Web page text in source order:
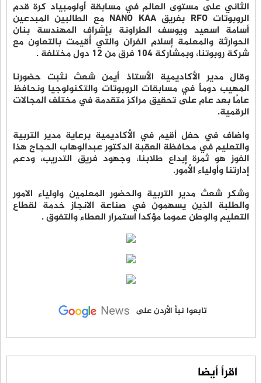
الثاني على مستوى العالم في مسابقة أولومبياد كرة قدم
الروبوتات RFO بفريق NANO KAA مع الطالبين المبدعين
أسامة اسعيد ويوسف الطراونة بإشراف المهندسة بنان
الحوارثة والمعلمة إسلام الفران والتي أُقيمت بالتعاون مع
شركة روبوتنا، وبمشاركة ١٠٤ فرق من ١٢ دول مختلفة .
وقال مدير الأكاديمية الأستاذ أيمن شعث نثبت حضورنا
المهيب دوماً في مسابقات الروبوتات والتكنولوجيا ونحافظ
عامًا بعد عام على تحقيق مراكز متقدمة في مختلف المجالات
الرقمية.
واضاف في حفل أقيم في الأكاديمية برعاية مدير التربية
والتعليم في محافظة العقبة الدكتور عبدالوهاب الحجاج هذا
الفوز هو ثمرة إبداع طلابنا، وجهود فريق التدريب، ودعم
إدارتنا وأولياء الأمور.
وشكر شعث مدير التربية والحضور المعلمين واولياء الامور
والطلبة الذين يسهمون في صناعة الانجاز خدمة لقطاع
التعليم والوطن عموما مؤكدا استمرار العطاء والتفوق .
تابعوا نبأ الأردن على
اقرأ أيضا